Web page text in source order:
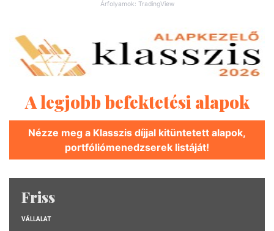
Árfolyamok: TradingView
A legjobb befektetési alapok
Nézze meg a Klasszis díjjal kitüntetett alapok,
portfóliómenedzserek listáját!
Friss
VÁLLALAT